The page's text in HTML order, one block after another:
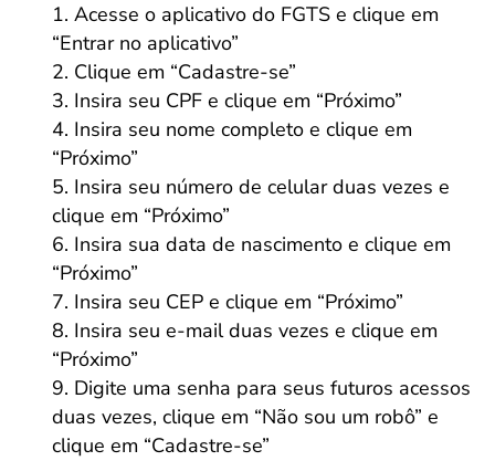
Acesse o aplicativo do FGTS e clique em
“Entrar no aplicativo”
Clique em “Cadastre-se”
Insira seu CPF e clique em “Próximo”
Insira seu nome completo e clique em
“Próximo”
Insira seu número de celular duas vezes e
clique em “Próximo”
Insira sua data de nascimento e clique em
“Próximo”
Insira seu CEP e clique em “Próximo”
Insira seu e-mail duas vezes e clique em
“Próximo”
Digite uma senha para seus futuros acessos
duas vezes, clique em “Não sou um robô” e
clique em “Cadastre-se”